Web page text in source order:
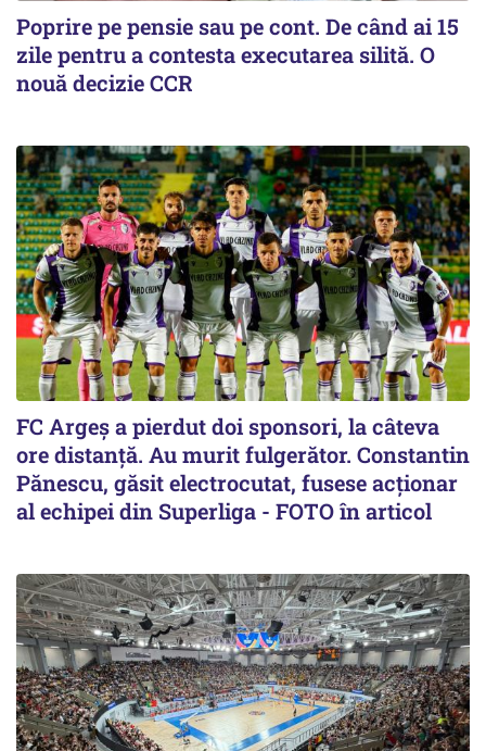
Poprire pe pensie sau pe cont. De când ai 15
zile pentru a contesta executarea silită. O
nouă decizie CCR
FC Argeș a pierdut doi sponsori, la câteva
ore distanță. Au murit fulgerător. Constantin
Pănescu, găsit electrocutat, fusese acționar
al echipei din Superliga - FOTO în articol